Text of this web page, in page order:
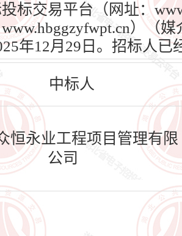
标交易平台（网址：
www.hbggzyfwpt.cn）（
年12月29日。招标人
中标人
恒永业工程项目管理有限
公司